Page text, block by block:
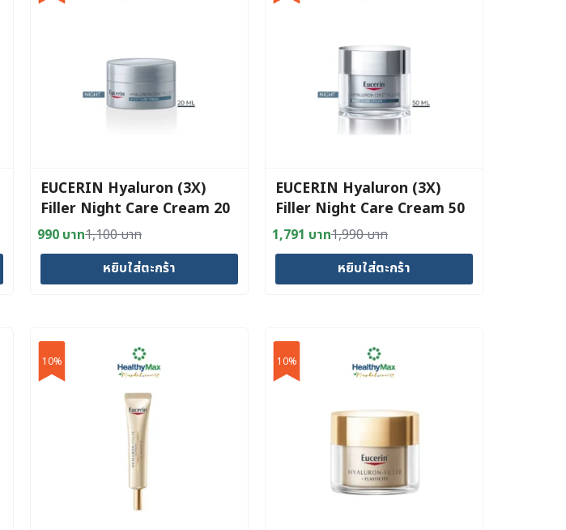
EUCERIN Hyaluron (3X)
Filler Night Care Cream 20
ml
1,100บาท
Original
price
was:
990 บาท
Current
price
is:
หยิบใส่ตะกร้า
EUCERIN Hyaluron (3X)
Filler Night Care Cream 50
ml
1,990บาท
Original
price
was:
1,791 บาท
Current
price
is:
หยิบใส่ตะกร้า
10% 10%